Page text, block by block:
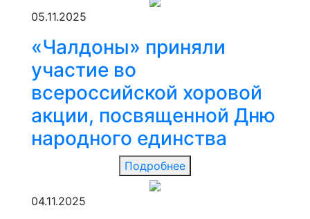
05.11.2025
«Чалдоны» приняли
участие во
всероссийской хоровой
акции, посвященной Дню
народного единства
Подробнее
04.11.2025